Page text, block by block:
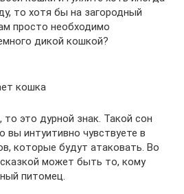
то хотя бы на загородный
просто необходимо
дикой кошкой?
кошка
то это дурной знак. Такой сон
интуитивно чувствуете в
которые будут атаковать. Во
может быть то, кому
питомец.